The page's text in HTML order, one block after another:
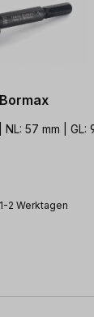
57 mm | GL:
2 Werktagen